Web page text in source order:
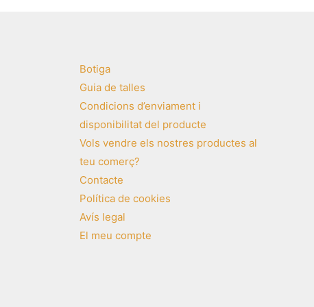
Botiga
Guia de talles
Condicions d’enviament i
disponibilitat del producte
Vols vendre els nostres productes al
teu comerç?
Contacte
Política de cookies
Avís legal
El meu compte